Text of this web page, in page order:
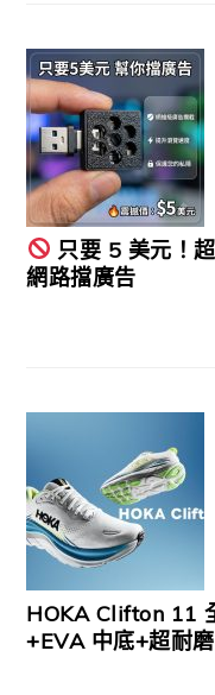
只要 5 美元！
網路擋廣告
HOKA Clifton 11
+EVA 中底+超耐